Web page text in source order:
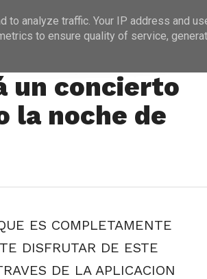
ENTREVISTAS
un concierto
noche de
ES COMPLETAMENTE
DISFRUTAR DE ESTE
DE LA APLICACION
analyze traffic. Your IP address and
to ensure quality of service,